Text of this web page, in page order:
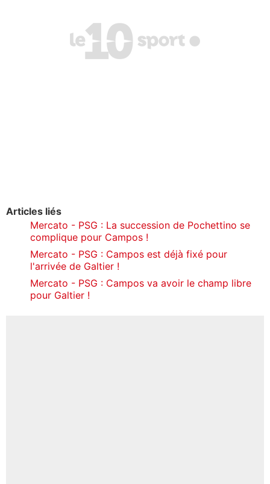
Articles liés
Mercato - PSG : La succession de Pochettino se
complique pour Campos !
Mercato - PSG : Campos est déjà fixé pour
l'arrivée de Galtier !
Mercato - PSG : Campos va avoir le champ libre
pour Galtier !